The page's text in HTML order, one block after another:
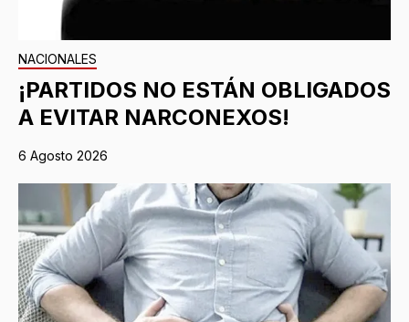
NACIONALES
¡PARTIDOS NO ESTÁN OBLIGADOS
A EVITAR NARCONEXOS!
6 Agosto 2026